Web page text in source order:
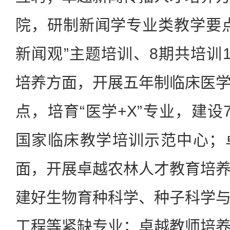
院，研制新闻学专业类教学要
新闻观”主题培训、8期共培
培养方面，开展五年制临床医
点，培育“医学+X”专业，建
国家临床教学培训示范中心
面，开展卓越农林人才教育培
建好生物育种科学、种子科学
工程等紧缺专业；卓越教师培